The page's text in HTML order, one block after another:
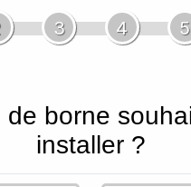
3 4 5
de borne
installer ?